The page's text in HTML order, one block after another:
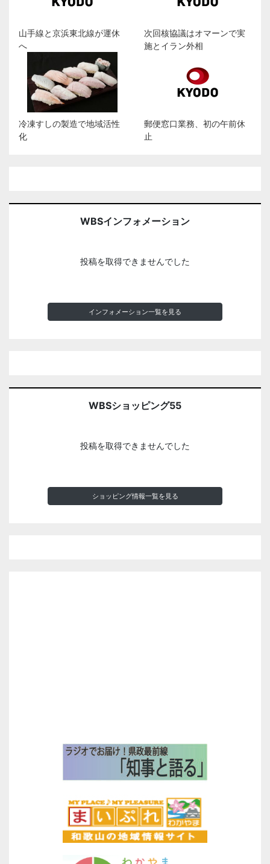
山手線と京浜東北線が運休
へ
次回核協議はオマーンで実
施とイラン外相
冷凍すしの製造で地域活性
化
郵便窓口業務、初の午前休
止
WBSインフォメーション
投稿を取得できませんでした
インフォメーション一覧を見る
WBSショッピング55
投稿を取得できませんでした
ショッピング情報一覧を見る